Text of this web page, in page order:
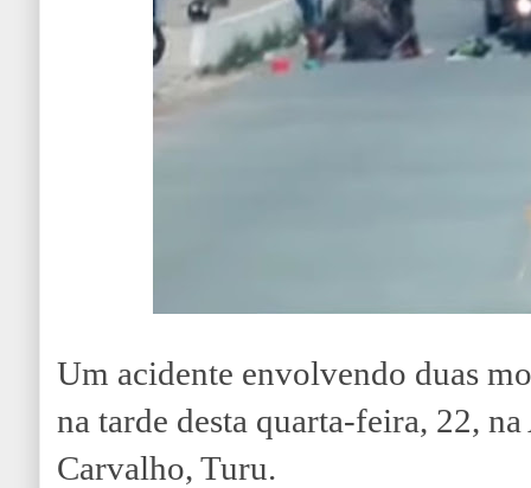
Um acidente envolvendo duas
na tarde desta quarta-feira, 22,
Carvalho, Turu.